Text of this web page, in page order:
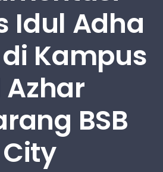
Idul Adha
di Kampus
Azhar
BSB
City